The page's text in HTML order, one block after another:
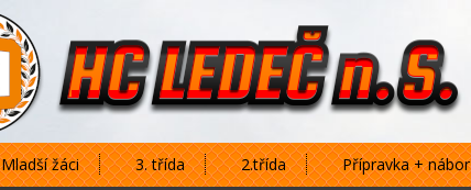
Mladší žáci 3. třída 2.třída Přípravka + nábor